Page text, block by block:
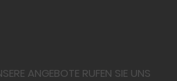
ANGEBOTE RUFEN SIE UNS